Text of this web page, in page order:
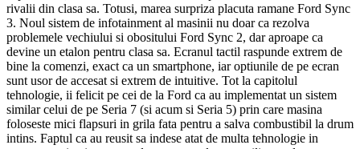
rivalii din clasa sa. Totusi, marea surpriza placuta ramane Ford Sync
3. Noul sistem de infotainment al masinii nu doar ca rezolva
problemele vechiului si obositului Ford Sync 2, dar aproape ca
devine un etalon pentru clasa sa. Ecranul tactil raspunde extrem de
bine la comenzi, exact ca un smartphone, iar optiunile de pe ecran
sunt usor de accesat si extrem de intuitive. Tot la capitolul
tehnologie, ii felicit pe cei de la Ford ca au implementat un sistem
similar celui de pe Seria 7 (si acum si Seria 5) prin care masina
foloseste mici flapsuri in grila fata pentru a salva combustibil la drum
intins. Faptul ca au reusit sa indese atat de multa tehnologie in